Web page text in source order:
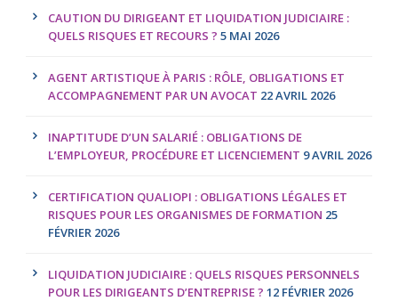
CAUTION DU DIRIGEANT ET LIQUIDATION JUDICIAIRE :
QUELS RISQUES ET RECOURS ? 5 MAI 2026
AGENT ARTISTIQUE À PARIS : RÔLE, OBLIGATIONS ET
ACCOMPAGNEMENT PAR UN AVOCAT 22 AVRIL 2026
INAPTITUDE D’UN SALARIÉ : OBLIGATIONS DE
L’EMPLOYEUR, PROCÉDURE ET LICENCIEMENT 9 AVRIL 2026
CERTIFICATION QUALIOPI : OBLIGATIONS LÉGALES ET
RISQUES POUR LES ORGANISMES DE FORMATION 25
FÉVRIER 2026
LIQUIDATION JUDICIAIRE : QUELS RISQUES PERSONNELS
POUR LES DIRIGEANTS D’ENTREPRISE ? 12 FÉVRIER 2026